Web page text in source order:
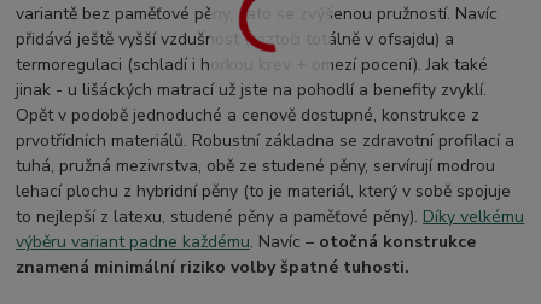
variantě bez paměťové pěny, zato se zvýšenou pružností. Navíc
přidává ještě vyšší vzdušnost (roztoči totálně v ofsajdu) a
termoregulaci (schladí i horkou krev + omezí pocení). Jak také
jinak - u lišáckých matrací už jste na pohodlí a benefity zvyklí.
Opět v podobě jednoduché a cenově dostupné, konstrukce z
prvotřídních materiálů. Robustní základna se zdravotní profilací a
tuhá, pružná mezivrstva, obě ze studené pěny, servírují modrou
lehací plochu z hybridní pěny (to je materiál, který v sobě spojuje
to nejlepší z latexu, studené pěny a paměťové pěny). Díky velkému
výběru variant padne každému. Navíc – otočná konstrukce
znamená minimální riziko volby špatné tuhosti.